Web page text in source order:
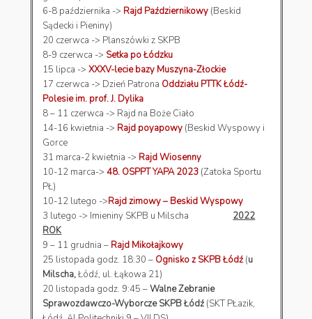
6-8 października -> Rajd Październikowy (Beskid
Sądecki i Pieniny)
20 czerwca -> Planszówki z SKPB
8-9 czerwca -> Setka po Łódzku
15 lipca ->XXXV-lecie bazy Muszyna-Złockie
17 czerwca -> Dzień Patrona Oddziału PTTK Łódź-
Polesie im. prof. J. Dylika
8 – 11 czerwca -> Rajd na Boże Ciało
14-16 kwietnia -> Rajd poyapowy (Beskid Wyspowy i
Gorce
31 marca-2 kwietnia -> Rajd Wiosenny
10-12 marca->48. OSPPT YAPA 2023 (Zatoka Sportu
PŁ)
10-12 lutego ->Rajd zimowy – Beskid Wyspowy
3 lutego -> Imieniny SKPB u Milscha
2022
ROK
9 – 11 grudnia – Rajd Mikołajkowy
25 listopada godz. 18:30 – Ognisko z SKPB Łódź (u
Milscha,Łódź, ul. Łąkowa 21)
20 listopada godz. 9:45 –Walne Zebranie
Sprawozdawczo-Wyborcze SKPB Łódź (SKT PŁazik,